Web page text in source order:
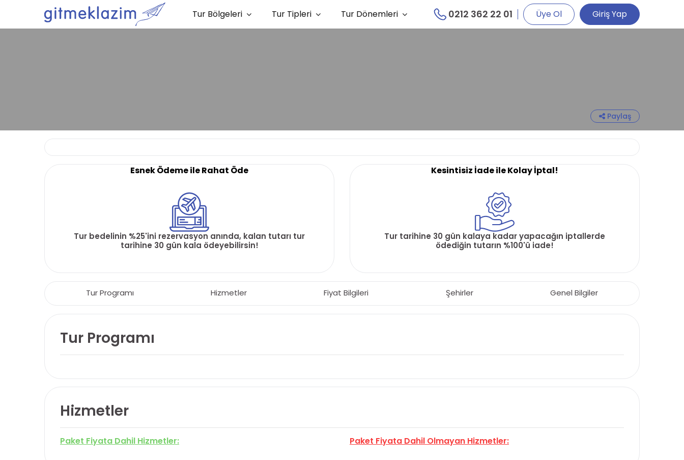
Tur Bölgeleri Tur Tipleri Tur Dönemleri 0212 362 22 01 Üye Ol Giriş Yap
Paylaş
Esnek Ödeme ile Rahat Öde
Tur bedelinin %25'ini rezervasyon anında, kalan tutarı tur
tarihine 30 gün kala ödeyebilirsin!
Kesintisiz İade ile Kolay İptal!
Tur tarihine 30 gün kalaya kadar yapacağın iptallerde
ödediğin tutarın %100'ü iade!
Tur Programı Hizmetler Fiyat Bilgileri Şehirler Genel Bilgiler
Tur Programı
Hizmetler
Paket Fiyata Dahil Hizmetler: Paket Fiyata Dahil Olmayan Hizmetler: